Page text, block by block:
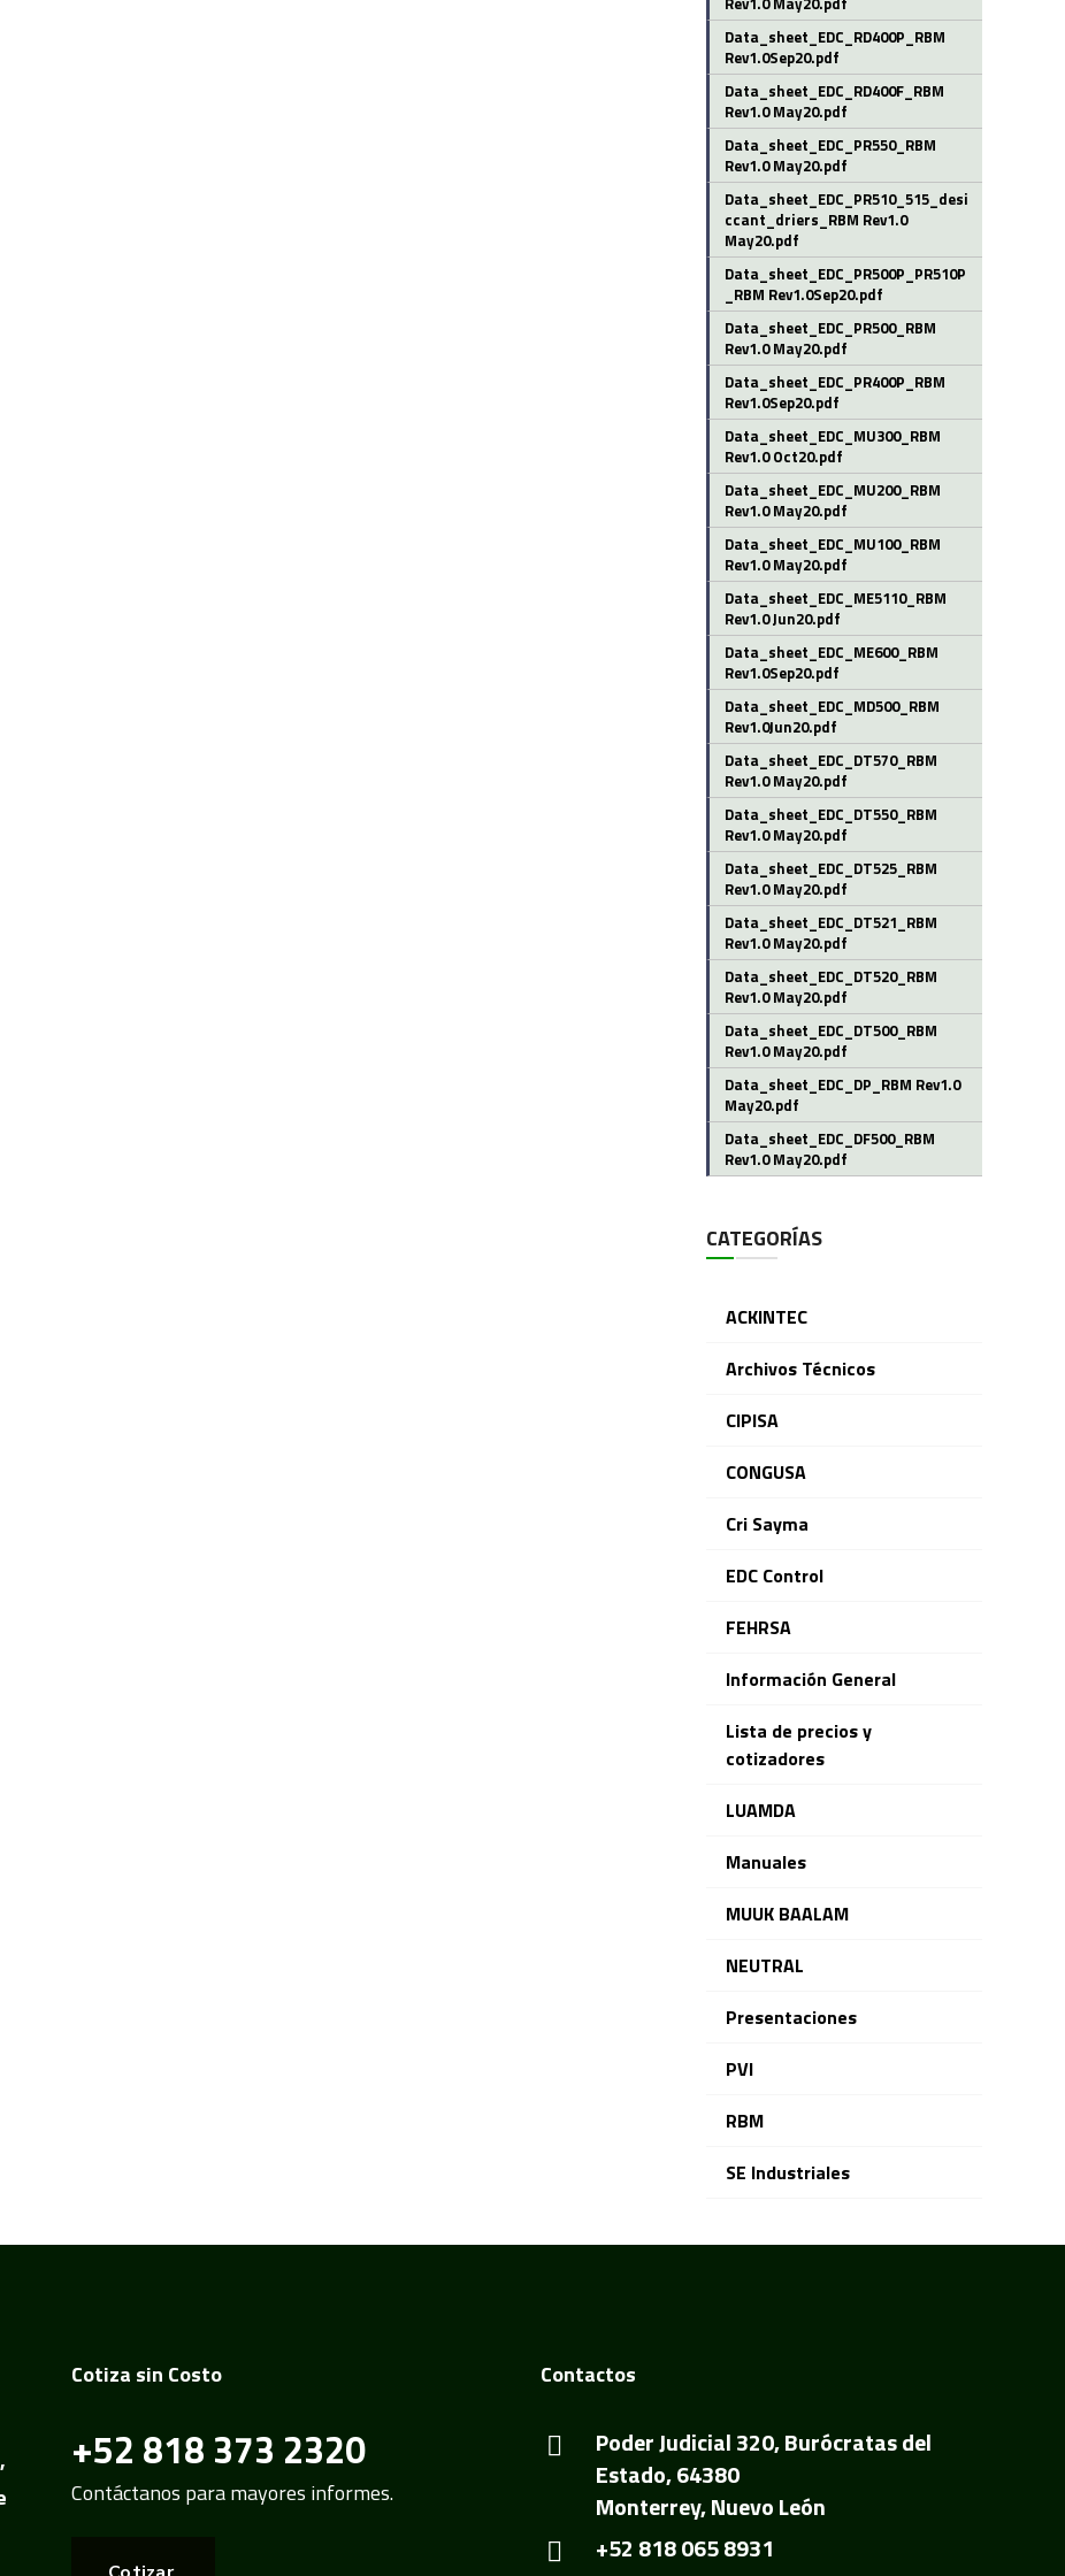
Data_sheet_EDC_RD400P_RBM
Rev1.0Sep20.pdf
Data_sheet_EDC_RD400F_RBM
Rev1.0 May20.pdf
Data_sheet_EDC_PR550_RBM
Rev1.0 May20.pdf
Data_sheet_EDC_PR510_515_desi
ccant_driers_RBM Rev1.0
May20.pdf
Data_sheet_EDC_PR500P_PR510P
_RBM Rev1.0Sep20.pdf
Data_sheet_EDC_PR500_RBM
Rev1.0 May20.pdf
Data_sheet_EDC_PR400P_RBM
Rev1.0Sep20.pdf
Data_sheet_EDC_MU300_RBM
Rev1.0 Oct20.pdf
Data_sheet_EDC_MU200_RBM
Rev1.0 May20.pdf
Data_sheet_EDC_MU100_RBM
Rev1.0 May20.pdf
Data_sheet_EDC_ME5110_RBM
Rev1.0 Jun20.pdf
Data_sheet_EDC_ME600_RBM
Rev1.0Sep20.pdf
Data_sheet_EDC_MD500_RBM
Rev1.0Jun20.pdf
Data_sheet_EDC_DT570_RBM
Rev1.0 May20.pdf
Data_sheet_EDC_DT550_RBM
Rev1.0 May20.pdf
Data_sheet_EDC_DT525_RBM
Rev1.0 May20.pdf
Data_sheet_EDC_DT521_RBM
Rev1.0 May20.pdf
Data_sheet_EDC_DT520_RBM
Rev1.0 May20.pdf
Data_sheet_EDC_DT500_RBM
Rev1.0 May20.pdf
Data_sheet_EDC_DP_RBM Rev1.0
May20.pdf
Data_sheet_EDC_DF500_RBM
Rev1.0 May20.pdf
CATEGORÍAS
ACKINTEC
Archivos Técnicos
CIPISA
CONGUSA
Cri Sayma
EDC Control
FEHRSA
Información General
Lista de precios y
cotizadores
LUAMDA
Manuales
MUUK BAALAM
NEUTRAL
Presentaciones
PVI
RBM
SE Industriales
Cotiza sin Costo
+52 818 373 2320
Contáctanos para mayores informes.
Contactos
Poder Judicial 320, Burócratas del
Estado, 64380
Monterrey, Nuevo León
+52 818 065 8931